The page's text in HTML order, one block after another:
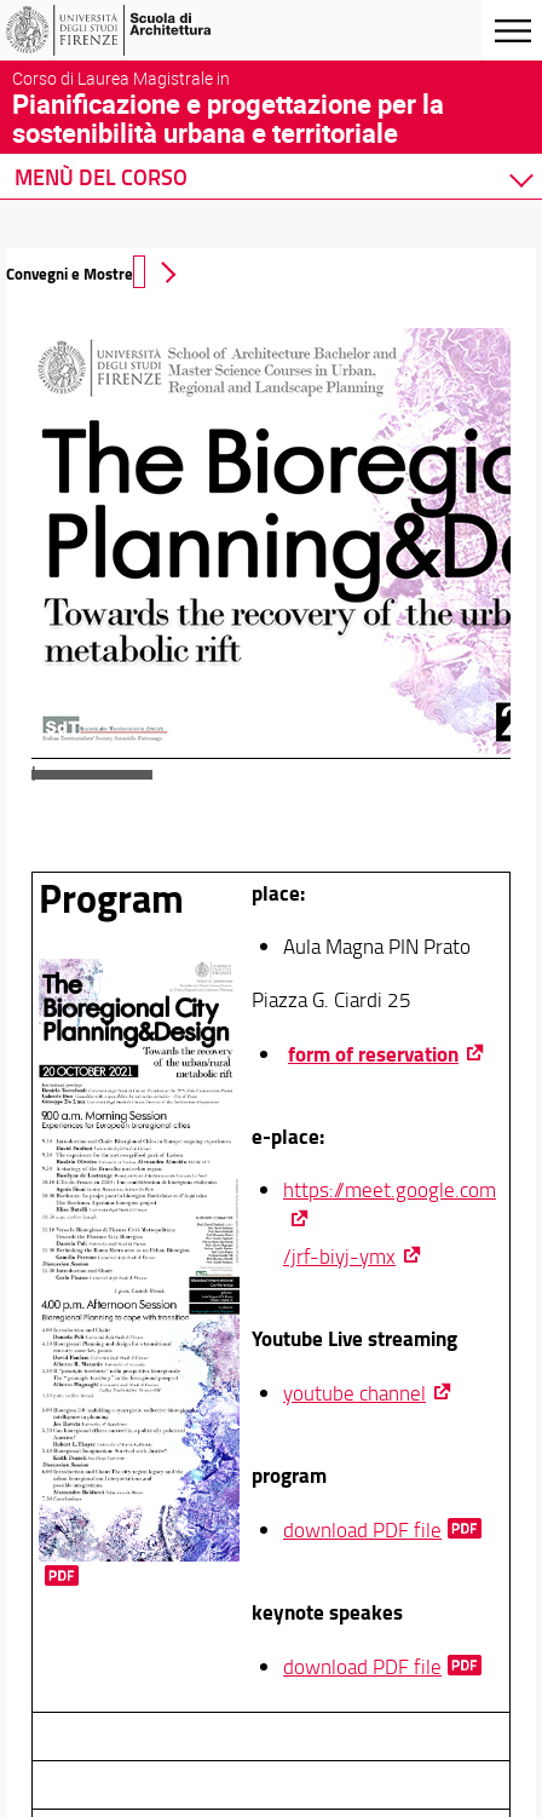
Corso di Laurea Magistrale in
Pianificazione e progettazione per la
sostenibilità urbana e territoriale
MENÙ DEL CORSO
Corso di studio
Didattica
Programmi dei corsi
Piano di Studio
Tirocinio
Seminari Tematici
Mobilità internazionale
Corsi di lingua e prove di conoscenza
Esami
didaTUTOR
Docenti
Orario e calendari
Convegni e Mostre
l
Program place:
Aula Magna PIN Prato
Piazza G. Ciardi 25
form of reservation
e-place:
https://meet.google.com
/jrf-biyj-ymx
Youtube Live streaming
youtube channel
program
download PDF file
keynote speakes
download PDF file